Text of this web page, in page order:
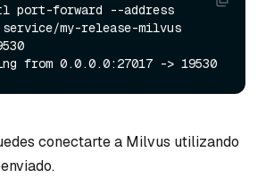
port-forward --address
my-release-milvus
conectarte a Milvus utilizando